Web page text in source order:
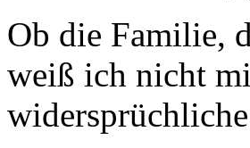
Ob die Familie,
weiß ich nicht